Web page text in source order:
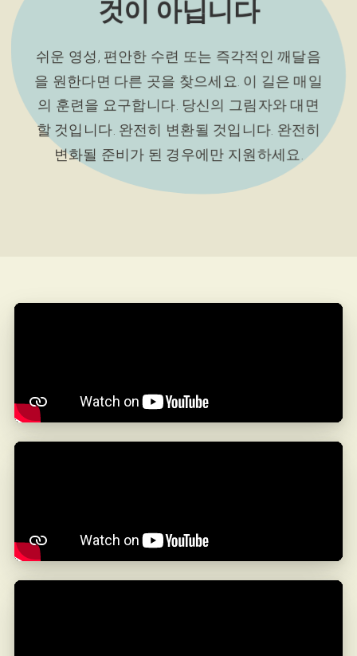
것이 아닙니다
쉬운 영성, 편안한 수련 또는 즉각적인 깨달음
을 원한다면 다른 곳을 찾으세요. 이 길은 매일
의 훈련을 요구합니다. 당신의 그림자와 대면
할 것입니다. 완전히 변환될 것입니다. 완전히
변화될 준비가 된 경우에만 지원하세요.